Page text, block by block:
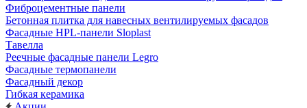
Фиброцементные панели
Бетонная плитка для навесных вентилируемых фасадов
Фасадные HPL-панели Sloplast
Тавелла
Реечные фасадные панели Legro
Фасадные термопанели
Фасадный декор
Гибкая керамика